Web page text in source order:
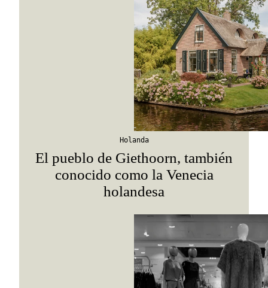
Holanda
El pueblo de Giethoorn, también
conocido como la Venecia
holandesa